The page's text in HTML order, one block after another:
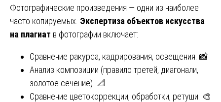
Фотографические произведения — одни из наиболее
часто копируемых. Экспертиза объектов искусства
на плагиат в фотографии включает:
Сравнение ракурса, кадрирования, освещения. 📸
Анализ композиции (правило третей, диагонали,
золотое сечение). 📐
Сравнение цветокоррекции, обработки, ретуши. 🎨